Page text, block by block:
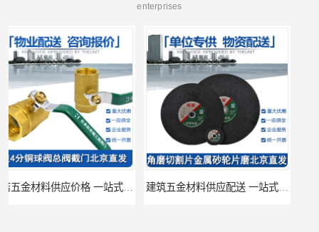
enterprises
建筑五金材料供应配送 一站式五金材料供应商